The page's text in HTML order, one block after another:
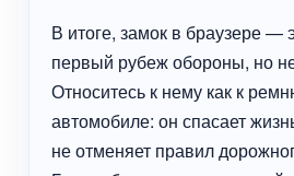
В итоге, замок в браузере —
первый рубеж обороны, но
Относитесь к нему как к
автомобиле: он спасает
не отменяет правил